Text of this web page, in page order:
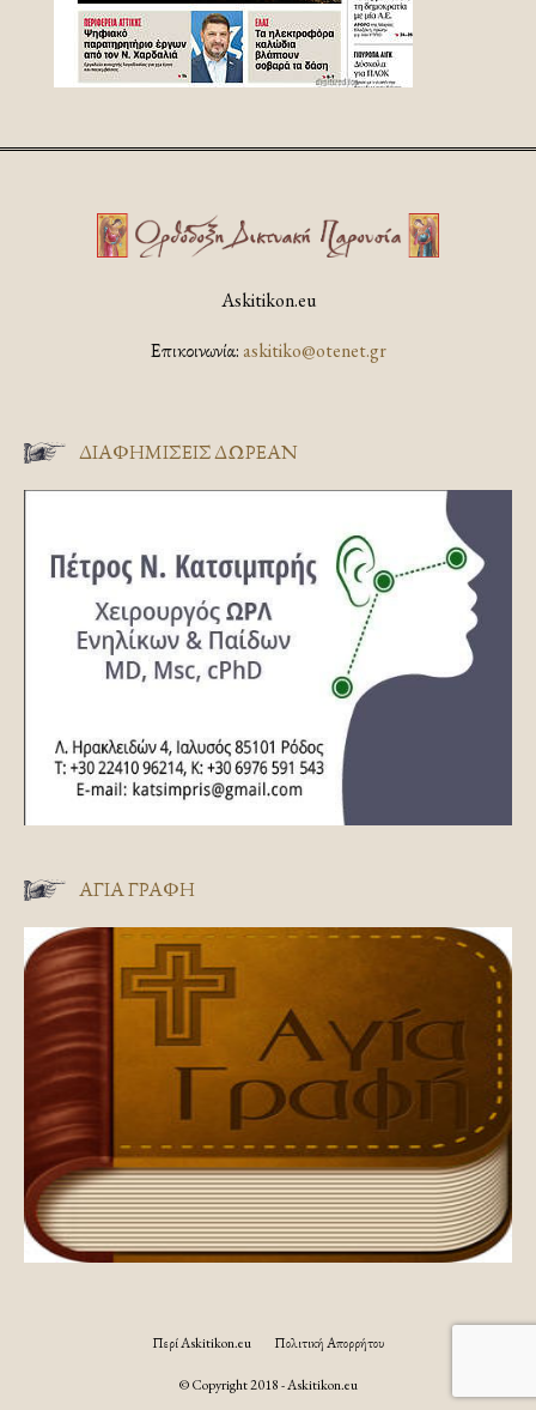
Askitikon.eu
Επικοινωνία:askitiko@otenet.gr
ΔΙΑΦΗΜΊΣΕΙΣ ΔΩΡΕΆΝ
ΑΓΊΑ ΓΡΑΦΉ
Περί Askitikon.eu Πολιτική Απορρήτου
© Copyright 2018 - Askitikon.eu